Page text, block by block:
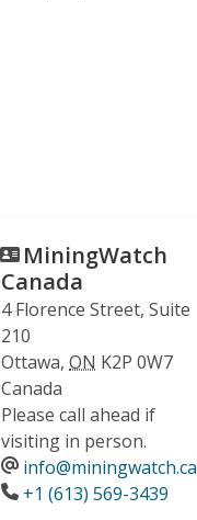
MiningWatch
Canada
4 Florence Street, Suite
210
Ottawa, ON K2P 0W7
Canada
Please call ahead if
visiting in person.
info@miningwatch.ca
Phone
+1 (613) 569-3439